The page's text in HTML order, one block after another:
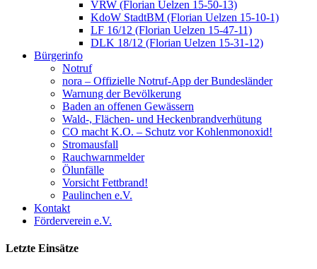
VRW (Florian Uelzen 15-50-13)
KdoW StadtBM (Florian Uelzen 15-10-1)
LF 16/12 (Florian Uelzen 15-47-11)
DLK 18/12 (Florian Uelzen 15-31-12)
Bürgerinfo
Notruf
nora – Offizielle Notruf-App der Bundesländer
Warnung der Bevölkerung
Baden an offenen Gewässern
Wald-, Flächen- und Heckenbrandverhütung
CO macht K.O. – Schutz vor Kohlenmonoxid!
Stromausfall
Rauchwarnmelder
Ölunfälle
Vorsicht Fettbrand!
Paulinchen e.V.
Kontakt
Förderverein e.V.
Letzte Einsätze